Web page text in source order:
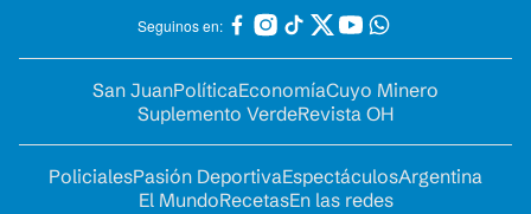
Seguinos en:
San JuanPolíticaEconomíaCuyo Minero
Suplemento VerdeRevista OH
PolicialesPasión DeportivaEspectáculosArgentina
El MundoRecetasEn las redes